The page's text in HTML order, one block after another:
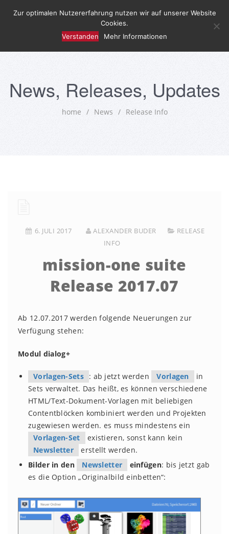
News, Releases, Updates
home / News / Release Info
6. JULI 2017 ALEXANDER BUDER
RELEASE
INFO
mission-one suite
Release 2017.07
Ab 12.07.2017 werden folgende Neuerungen zur
Verfügung stehen:
Modul dialog+
Vorlagen-Sets : ab jetzt werden Vorlagen
in
Sets verwaltet. Das heißt, es können verschiedene
HTML/Text-Dokument-Vorlagen mit beliebigen
Contentblöcken kombiniert werden und Projekten
zugewiesen werden. es muss mindestens ein
Vorlagen-Set
existieren, sonst kann kein
Newsletter
erstellt werden.
Bilder in den
Newsletter einfügen: bis jetzt gab
es die Option „Originalbild einbetten“:
Zur optimalen Nutzererfahrung nutzen wir auf unserer Website
Cookies.
Verstanden
Mehr Informationen